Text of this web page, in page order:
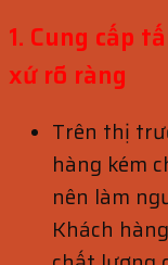
1. Cung cấp
xứ rõ ràng
Trên thị
hàng kém
nên làm
Khách